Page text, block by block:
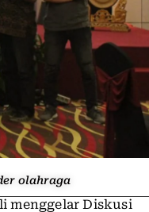
olahraga
menggelar Diskusi